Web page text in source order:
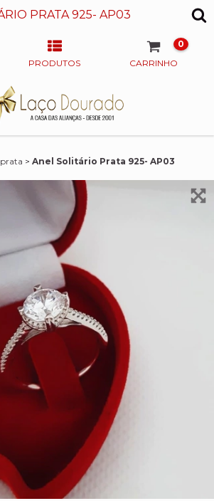
PRATA 925- AP03
PRODUTOS CARRINHO
0
> Anel Solitário Prata 925- AP03